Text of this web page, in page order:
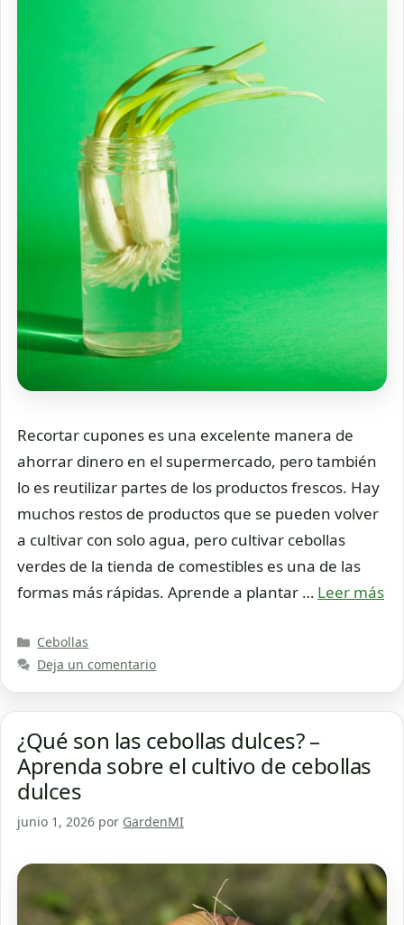
Recortar cupones es una excelente manera de
ahorrar dinero en el supermercado, pero también
lo es reutilizar partes de los productos frescos. Hay
muchos restos de productos que se pueden volver
a cultivar con solo agua, pero cultivar cebollas
verdes de la tienda de comestibles es una de las
formas más rápidas. Aprende a plantar … Leer más
Categorías
Cebollas
Deja un comentario
¿Qué son las cebollas dulces? –
Aprenda sobre el cultivo de cebollas
dulces
junio 1, 2026 por GardenMI